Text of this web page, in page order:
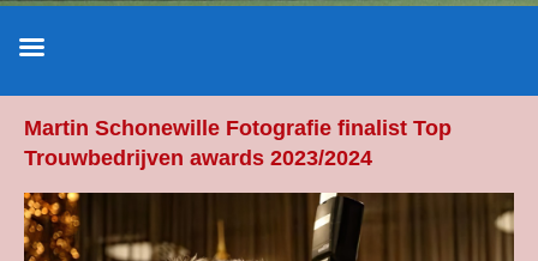
Martin Schonewille Fotografie finalist Top
Trouwbedrijven awards 2023/2024